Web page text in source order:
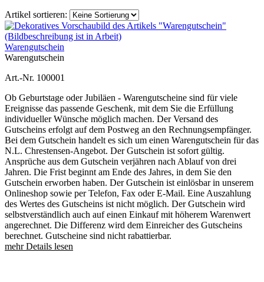
Artikel sortieren:
Warengutschein
Warengutschein
Art.-Nr. 100001
Ob Geburtstage oder Jubiläen - Warengutscheine sind für viele
Ereignisse das passende Geschenk, mit dem Sie die Erfüllung
individueller Wünsche möglich machen. Der Versand des
Gutscheins erfolgt auf dem Postweg an den Rechnungsempfänger.
Bei dem Gutschein handelt es sich um einen Warengutschein für das
N.L. Chrestensen-Angebot. Der Gutschein ist sofort gültig.
Ansprüche aus dem Gutschein verjähren nach Ablauf von drei
Jahren. Die Frist beginnt am Ende des Jahres, in dem Sie den
Gutschein erworben haben. Der Gutschein ist einlösbar in unserem
Onlineshop sowie per Telefon, Fax oder E-Mail. Eine Auszahlung
des Wertes des Gutscheins ist nicht möglich. Der Gutschein wird
selbstverständlich auch auf einen Einkauf mit höherem Warenwert
angerechnet. Die Differenz wird dem Einreicher des Gutscheins
berechnet. Gutscheine sind nicht rabattierbar.
mehr Details lesen